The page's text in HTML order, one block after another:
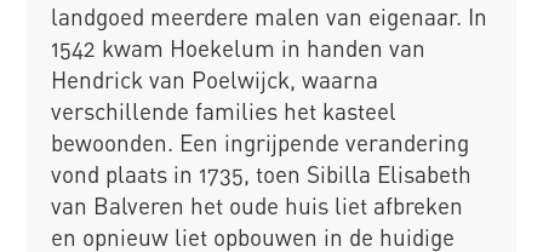
landgoed meerdere malen van eigenaar. In
1542 kwam Hoekelum in handen van
Hendrick van Poelwijck, waarna
verschillende families het kasteel
bewoonden. Een ingrijpende verandering
vond plaats in 1735, toen Sibilla Elisabeth
van Balveren het oude huis liet afbreken
en opnieuw liet opbouwen in de huidige